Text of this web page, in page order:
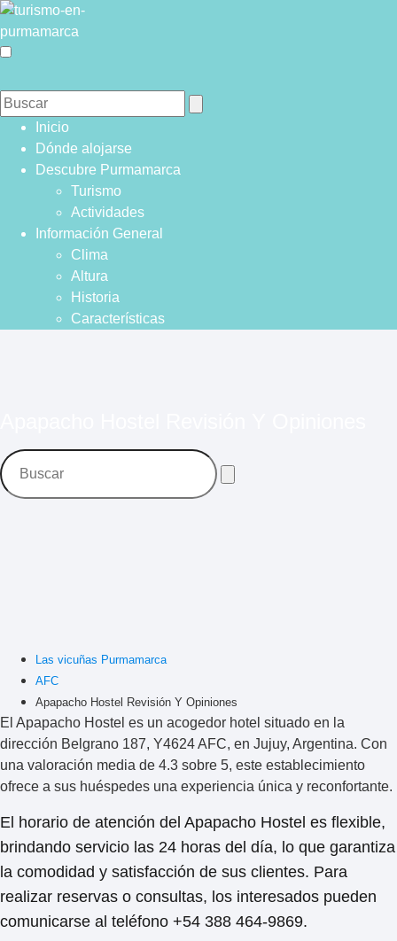
Inicio
Dónde alojarse
Descubre Purmamarca
Turismo
Actividades
Información General
Clima
Altura
Historia
Características
Las vicuñas Purmamarca
AFC
Apapacho Hostel Revisión Y Opiniones
El Apapacho Hostel es un acogedor hotel situado en la
dirección Belgrano 187, Y4624 AFC, en Jujuy, Argentina. Con
una valoración media de 4.3 sobre 5, este establecimiento
ofrece a sus huéspedes una experiencia única y reconfortante.
El horario de atención del Apapacho Hostel es flexible,
brindando servicio las 24 horas del día, lo que garantiza
la comodidad y satisfacción de sus clientes. Para
realizar reservas o consultas, los interesados pueden
comunicarse al teléfono +54 388 464-9869.